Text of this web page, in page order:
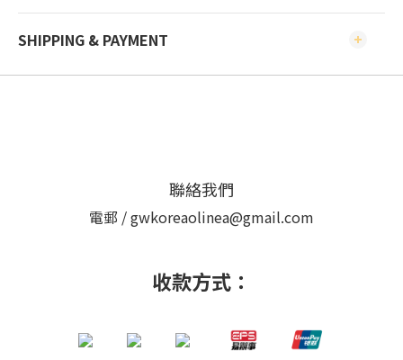
SHIPPING & PAYMENT
聯絡我們
電郵 / gwkoreaolinea@gmail.com
收款方式：